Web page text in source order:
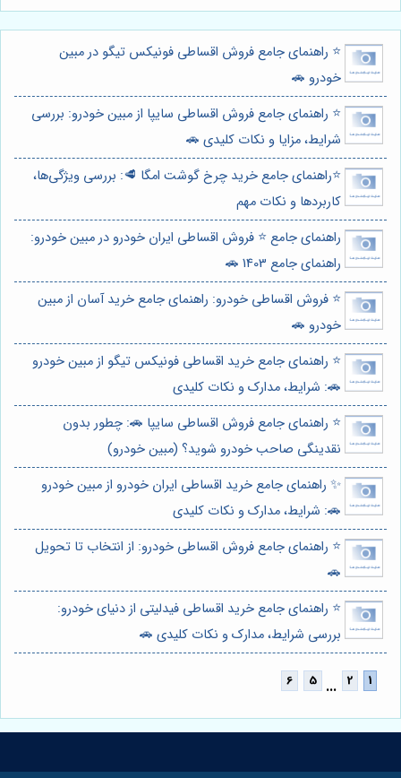
⭐️ راهنمای جامع فروش اقساطی فونیکس تیگو در مبین
خودرو 🚗
⭐️ راهنمای جامع فروش اقساطی سایپا از مبین خودرو: بررسی
شرایط، مزایا و نکات کلیدی 🚗
⭐️راهنمای جامع خرید چرخ گوشت امگا 🥩: بررسی ویژگی‌ها،
کاربردها و نکات مهم
راهنمای جامع ⭐️ فروش اقساطی ایران خودرو در مبین خودرو:
راهنمای جامع 1403 🚗
⭐️ فروش اقساطی خودرو: راهنمای جامع خرید آسان از مبین
خودرو 🚗
⭐️ راهنمای جامع خرید اقساطی فونیکس تیگو از مبین خودرو
🚗: شرایط، مدارک و نکات کلیدی
⭐️ راهنمای جامع فروش اقساطی سایپا 🚗: چطور بدون
نقدینگی صاحب خودرو شوید؟ (مبین خودرو)
✨ راهنمای جامع خرید اقساطی ایران خودرو از مبین خودرو
🚗: شرایط، مدارک و نکات کلیدی
⭐️ راهنمای جامع فروش اقساطی خودرو: از انتخاب تا تحویل
🚗
⭐️ راهنمای جامع خرید اقساطی فیدلیتی از دنیای خودرو:
بررسی شرایط، مدارک و نکات کلیدی 🚗
...